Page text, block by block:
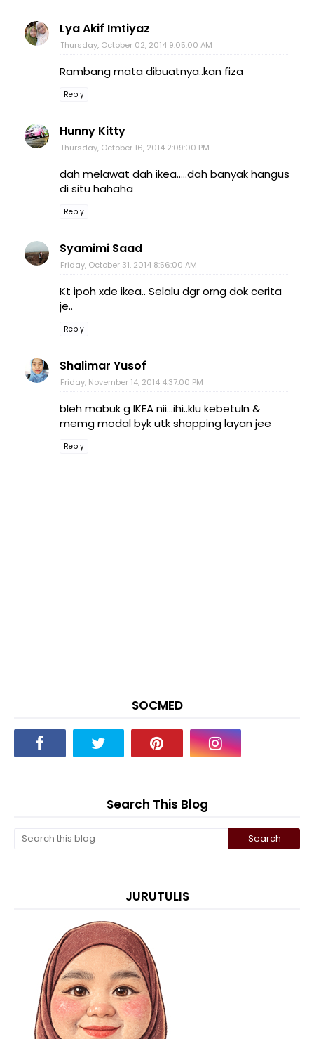
Lya Akif Imtiyaz
Thursday, October 02, 2014 9:05:00 AM
Rambang mata dibuatnya..kan fiza
Reply
Hunny Kitty
Thursday, October 16, 2014 2:09:00 PM
dah melawat dah ikea.....dah banyak hangus
di situ hahaha
Reply
Syamimi Saad
Friday, October 31, 2014 8:56:00 AM
Kt ipoh xde ikea.. Selalu dgr orng dok cerita
je..
Reply
Shalimar Yusof
Friday, November 14, 2014 4:37:00 PM
bleh mabuk g IKEA nii...ihi..klu kebetuln &
memg modal byk utk shopping layan jee
Reply
SOCMED
Search This Blog
JURUTULIS